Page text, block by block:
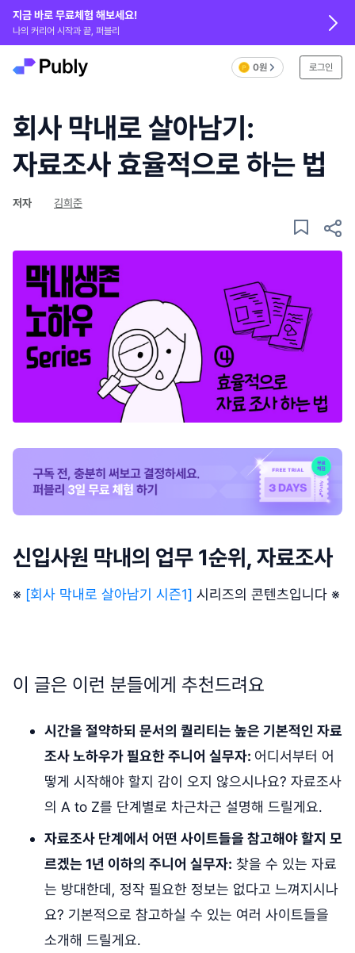
지금 바로 무료체험 해보세요!
나의 커리어 시작과 끝, 퍼블리
0원 로그인
회사 막내로 살아남기:
자료조사 효율적으로 하는 법
저자 김희준
신입사원 막내의 업무 1순위, 자료조사
※ [회사 막내로 살아남기 시즌1] 시리즈의 콘텐츠입니다 ※
이 글은 이런 분들에게 추천드려요
시간을 절약하되 문서의 퀄리티는 높은 기본적인 자료
조사 노하우가 필요한 주니어 실무자: 어디서부터 어
떻게 시작해야 할지 감이 오지 않으시나요? 자료조사
의 A to Z를 단계별로 차근차근 설명해 드릴게요.
자료조사 단계에서 어떤 사이트들을 참고해야 할지 모
르겠는 1년 이하의 주니어 실무자: 찾을 수 있는 자료
는 방대한데, 정작 필요한 정보는 없다고 느껴지시나
요? 기본적으로 참고하실 수 있는 여러 사이트들을
소개해 드릴게요.